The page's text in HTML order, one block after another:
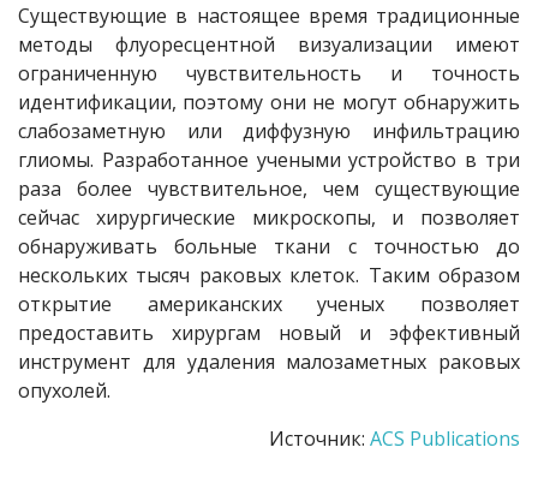
Существующие в настоящее время традиционные
методы флуоресцентной визуализации имеют
ограниченную чувствительность и точность
идентификации, поэтому они не могут обнаружить
слабозаметную или диффузную инфильтрацию
глиомы. Разработанное учеными устройство в три
раза более чувствительное, чем существующие
сейчас хирургические микроскопы, и позволяет
обнаруживать больные ткани с точностью до
нескольких тысяч раковых клеток. Таким образом
открытие американских ученых позволяет
предоставить хирургам новый и эффективный
инструмент для удаления малозаметных раковых
опухолей.
Источник: ACS Publications